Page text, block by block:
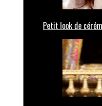
Petit look de